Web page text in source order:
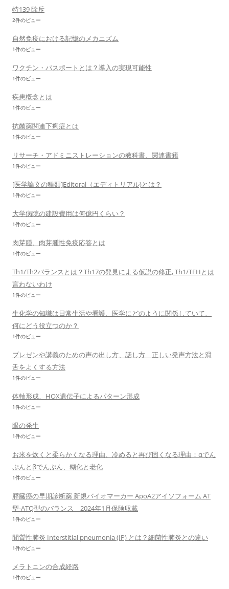
特139 除斥
2件のビュー
自然免疫における記憶のメカニズム
1件のビュー
ワクチン・パスポートとは？導入の実現可能性
1件のビュー
疾患概念とは
1件のビュー
抗菌薬関連下痢症とは
1件のビュー
リサーチ・アドミニストレーションの教科書、関連書籍
1件のビュー
[医学論文の種類]Editoral（エディトリアル)とは？
1件のビュー
大学病院の建設費用は何億円くらい？
1件のビュー
肉芽腫、肉芽腫性免疫応答とは
1件のビュー
Th1/Th2バランスとは？Th17の発見による仮説の修正, Th1/TFHとは
言わないわけ
1件のビュー
生化学の知識は日常生活や看護、医学にどのように関係していて、
何にどう役立つのか？
1件のビュー
プレゼンや講義のための声の出し方、話し方 正しい発声方法と滑
舌をよくする方法
1件のビュー
体軸形成、HOX遺伝子によるパターン形成
1件のビュー
眼の発生
1件のビュー
お米を炊くと柔らかくなる理由、冷めると再び固くなる理由：αでん
ぷんとβでんぷん、糊化と老化
1件のビュー
膵臓癌の早期診断薬 新規バイオマーカー ApoA2アイソフォーム AT
型-ATQ型のバランス 2024年1月保険収載
1件のビュー
間質性肺炎 Interstitial pneumonia (IP) とは？細菌性肺炎との違い
1件のビュー
メラトニンの合成経路
1件のビュー